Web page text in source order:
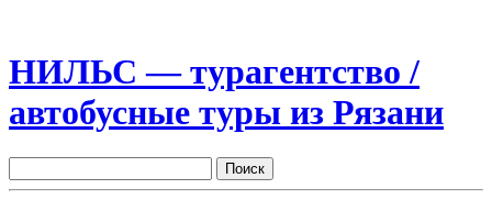
НИЛЬС — турагентство /
автобусные туры из Рязани